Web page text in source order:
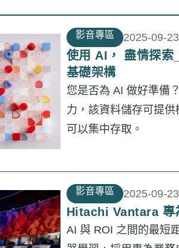
影音專區 2025-09-23
使用 AI， 盡情探
基礎架構
您是否為 AI 做好準備
力，該資料儲存可提
可以集中存取。
影音專區 2025-09-23
Hitachi Vantara 專
AI 與 ROI 之間的最短